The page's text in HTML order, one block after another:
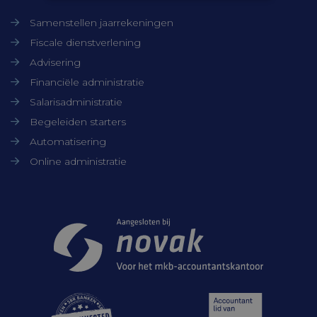
Samenstellen jaarrekeningen
Fiscale dienstverlening
Advisering
Financiële administratie
Salarisadministratie
Begeleiden starters
Automatisering
Online administratie
Strikt noodzakelijk
Targeting
Strikt noodzakelijke cookies maken de
kernfunctionaliteiten van de website
accountbeheer. De website kan niet goed
noodzakelijke cookies.